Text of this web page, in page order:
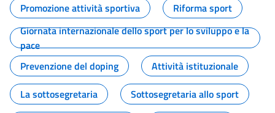
Promozione attività sportiva
Riforma sport
Giornata internazionale dello sport per lo sviluppo e la
pace
Prevenzione del doping
Attività istituzionale
La sottosegretaria
Sottosegretaria allo sport